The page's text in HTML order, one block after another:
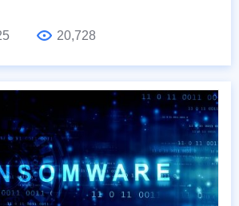
20,728